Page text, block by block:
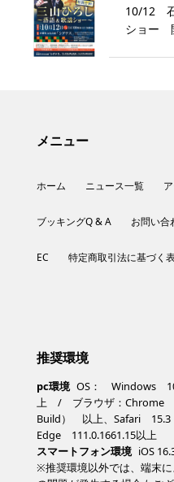
10/12
ショー
メニュー
ホーム ニュース一覧
ブッキングQ & A お問い合
EC 特定商取引法に基づく
推奨環境
pc環境 OS： Windows
上 / ブラウザ：Chrome
Build） 以上、Safari 15.3
Edge 111.0.1661.15以上
スマートフォン環境 iOS
※推奨環境以外では、端末